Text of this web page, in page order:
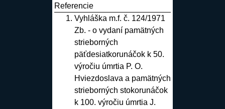
Referencie
Vyhláška m.f. č. 124/1971
Zb. - o vydaní pamätných
strieborných
päťdesiatkorunáčok k 50.
výročiu úmrtia P. O.
Hviezdoslava a pamätných
strieborných stokorunáčok
k 100. výročiu úmrtia J.